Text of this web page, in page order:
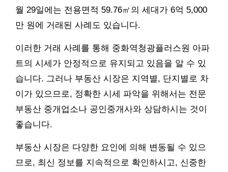
월 29일에는 전용면적 59.76㎡의 세대가 6억 5,000
만 원에 거래된 사례도 있습니다.
이러한 거래 사례를 통해 중화역청광플러스원 아파
트의 시세가 안정적으로 유지되고 있음을 알 수 있
습니다. 그러나 부동산 시장은 지역별, 단지별로 차
이가 있으므로, 정확한 시세 파악을 위해서는 전문
부동산 중개업소나 공인중개사와 상담하시는 것이
좋습니다.
부동산 시장은 다양한 요인에 의해 변동될 수 있으
므로, 최신 정보를 지속적으로 확인하시고, 신중한